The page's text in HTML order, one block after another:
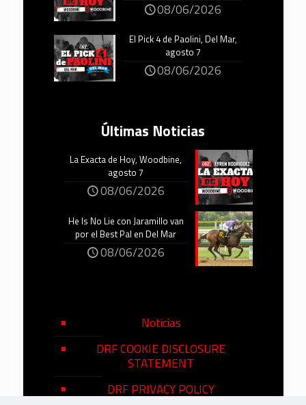
08/06/2026
El Pick 4 de Paolini, Del Mar,
agosto 7
08/06/2026
Últimas Noticias
La Exacta de Hoy, Woodbine,
agosto 7
08/06/2026
He Is No Lie con Jaramillo van
por el Best Pal en Del Mar
08/06/2026
Noticias
DRF COOKIE DISCLOSURE
STATEMENT
DRF PRIVACY POLICY